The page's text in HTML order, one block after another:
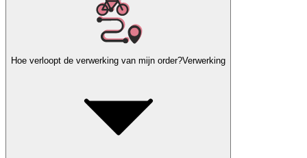
Hoe verloopt de verwerking van mijn order?Verwerking